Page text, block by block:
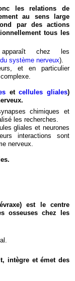
les relations de
au sens large
par des actions
tous les
chez les
système nerveux).
et en particulier
etcellules gliales)
chimiques et
les recherches.
gliales et neurones
interactions sont
nerveux.
est le centre
osseuses chez les
intègre et émet des